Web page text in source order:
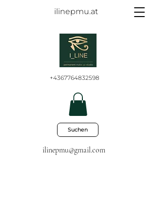
ilinepmu.at
ilinepmu@gmail.com
Suchen
+4367764832598